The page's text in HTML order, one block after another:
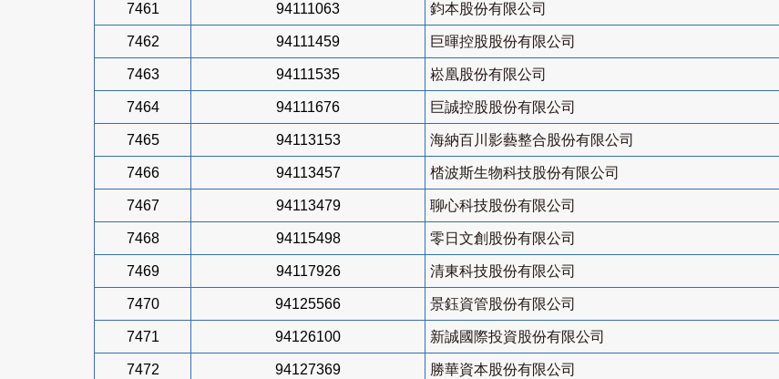
7461 94111063 鈞本股份有限公司
7462 94111459 巨暉控股股份有限公司
7463 94111535 崧凰股份有限公司
7464 94111676 巨誠控股股份有限公司
7465 94113153 海納百川影藝整合股份有限公司
7466 94113457 㭼波斯生物科技股份有限公司
7467 94113479 聊心科技股份有限公司
7468 94115498 零日文創股份有限公司
7469 94117926 清東科技股份有限公司
7470 94125566 景鈺資管股份有限公司
7471 94126100 新誠國際投資股份有限公司
7472 94127369 勝華資本股份有限公司